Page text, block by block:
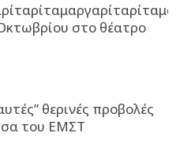
στο θέατρο
θερινές προβολές
του ΕΜΣΤ